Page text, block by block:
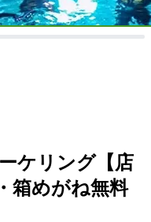
ケリング【店
箱めがね無料